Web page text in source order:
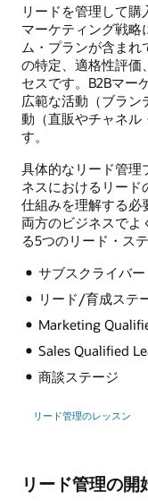
リードを管理して
マーケティング戦略
ム・プランが含ま
の特定、適格性評価
セスです。B2Bマー
広範な活動（ブラン
動（直販やチャネル
す。
具体的なリード管理
ネスにおけるリー
仕組みを理解する必
両方のビジネスでよ
る5つのリード・ス
サブスクライバ
リード/育成ステ
Marketing
Sales Qualified
商談ステージ
リード管理のレッスン
リード管理の開